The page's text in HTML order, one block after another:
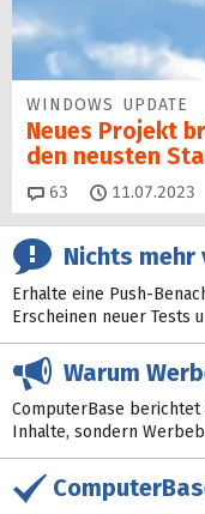
WINDOWS UPDATE
Neues Projekt
den neusten
63 Kommentare
11.07.2023
Nichts mehr
Erhalte eine Push-
Erscheinen neuer Tests
Warum
ComputerBase
Inhalte, sondern